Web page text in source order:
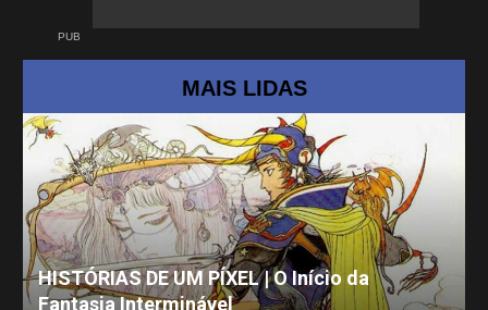
PUB
MAIS LIDAS
HISTÓRIAS DE UM PÍXEL | O Início da
Fantasia Interminável